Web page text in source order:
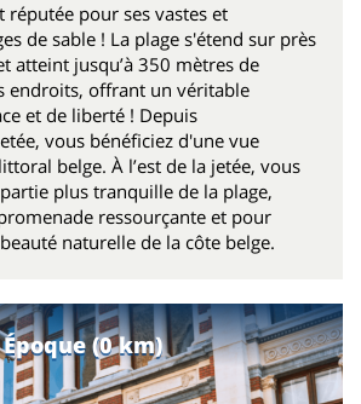
réputée pour ses vastes et
de sable ! La plage s'étend sur près
atteint jusqu’à 350 mètres de
endroits, offrant un véritable
et de liberté ! Depuis
vous bénéficiez d'une vue
belge. À l’est de la jetée, vous
plus tranquille de la plage,
ressourçante et pour
naturelle de la côte belge.
(0 km)